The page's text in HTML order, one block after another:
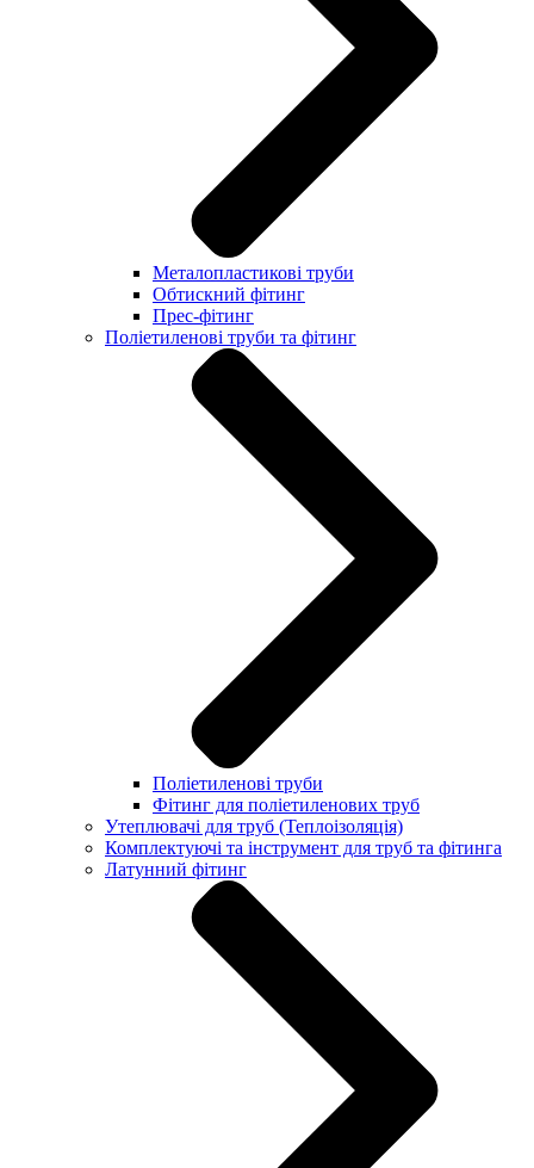
Металопластикові труби
Обтискний фітинг
Прес-фітинг
Поліетиленові труби та фітинг
Поліетиленові труби
Фітинг для поліетиленових труб
Утеплювачі для труб (Теплоізоляція)
Комплектуючі та інструмент для труб та фітинга
Латунний фітинг